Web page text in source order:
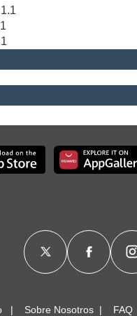
Sobre Nosotros FAQ